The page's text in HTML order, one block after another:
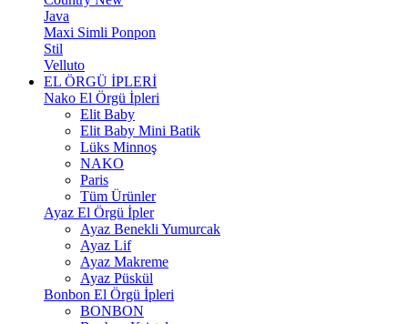
Java
Maxi Simli Ponpon
Stil
Velluto
EL ÖRGÜ İPLERİ
Nako El Örgü İpleri
Elit Baby
Elit Baby Mini Batik
Lüks Minnoş
NAKO
Paris
Tüm Ürünler
Ayaz El Örgü İpler
Ayaz Benekli Yumurcak
Ayaz Lif
Ayaz Makreme
Ayaz Püskül
Bonbon El Örgü İpleri
BONBON